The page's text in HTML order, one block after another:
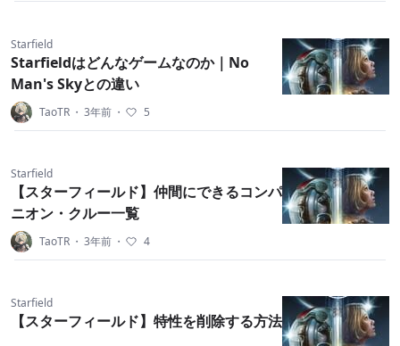
Starfield
Starfieldはどんなゲームなのか｜No
Man's Skyとの違い
TaoTR ・ 3年前 ・ 5
Starfield
【スターフィールド】仲間にできるコンパ
ニオン・クルー一覧
TaoTR ・ 3年前 ・ 4
Starfield
【スターフィールド】特性を削除する方法